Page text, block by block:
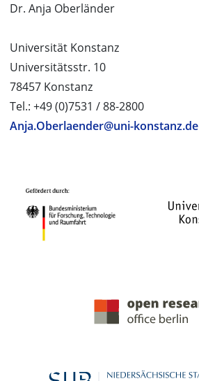
Dr. Anja Oberländer
Universität Konstanz
Universitätsstr. 10
78457 Konstanz
Tel.: +49 (0)7531 / 88-2800
Anja.Oberlaender@uni-konstanz.de